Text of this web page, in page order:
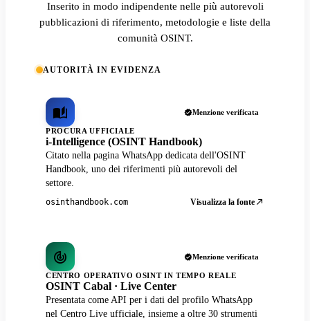
Inserito in modo indipendente nelle più autorevoli
pubblicazioni di riferimento, metodologie e liste della
comunità OSINT.
AUTORITÀ IN EVIDENZA
Menzione verificata
PROCURA UFFICIALE
i-Intelligence (OSINT Handbook)
Citato nella pagina WhatsApp dedicata dell'OSINT
Handbook, uno dei riferimenti più autorevoli del
settore.
osinthandbook.com Visualizza la fonte
Menzione verificata
CENTRO OPERATIVO OSINT IN TEMPO REALE
OSINT Cabal · Live Center
Presentata come API per i dati del profilo WhatsApp
nel Centro Live ufficiale, insieme a oltre 30 strumenti